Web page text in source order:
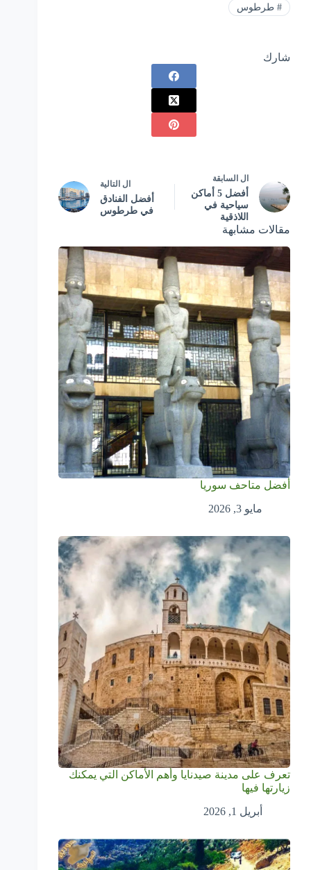
#طرطوس
شارك
ال السابقة
أفضل 5 أماكن
سياحية في
اللاذقية
ال التالية
أفضل الفنادق
في طرطوس
مقالات مشابهة
أفضل متاحف سوريا
مايو 3, 2026
تعرف على مدينة صيدنايا وأهم الأماكن التي يمكنك
زيارتها فيها
أبريل 1, 2026